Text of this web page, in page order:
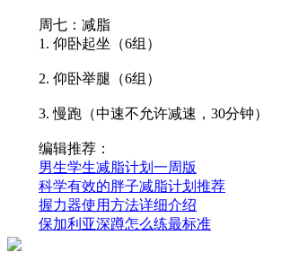
周七：减脂
1. 仰卧起坐（6组）
2. 仰卧举腿（6组）
3. 慢跑（中速不允许减速，30分钟）
编辑推荐：
男生学生减脂计划一周版
科学有效的胖子减脂计划推荐
握力器使用方法详细介绍
保加利亚深蹲怎么练最标准